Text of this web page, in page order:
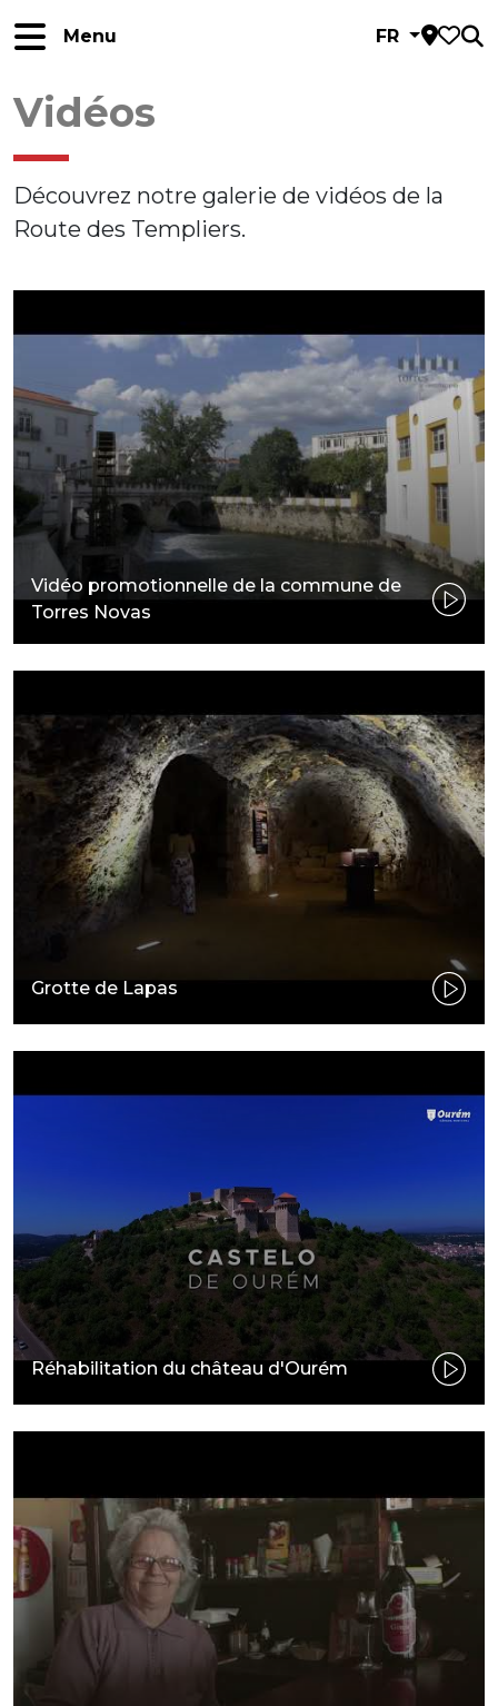
Menu FR
Vidéos
Découvrez notre galerie de vidéos de la
Route des Templiers.
Vidéo promotionnelle de la commune de
Torres Novas
Grotte de Lapas
Réhabilitation du château d'Ourém